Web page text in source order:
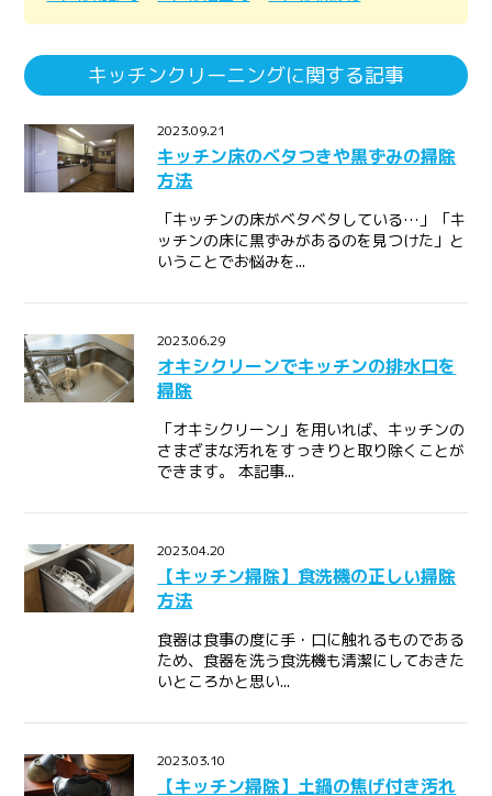
キッチンクリーニングに関する記事
2023.09.21
キッチン床のベタつきや黒ずみの掃除
方法
「キッチンの床がベタベタしている…」「キ
ッチンの床に黒ずみがあるのを見つけた」と
いうことでお悩みを...
2023.06.29
オキシクリーンでキッチンの排水口を
掃除
「オキシクリーン」を用いれば、キッチンの
さまざまな汚れをすっきりと取り除くことが
できます。 本記事...
2023.04.20
【キッチン掃除】食洗機の正しい掃除
方法
食器は食事の度に手・口に触れるものである
ため、食器を洗う食洗機も清潔にしておきた
いところかと思い...
2023.03.10
【キッチン掃除】土鍋の焦げ付き汚れ